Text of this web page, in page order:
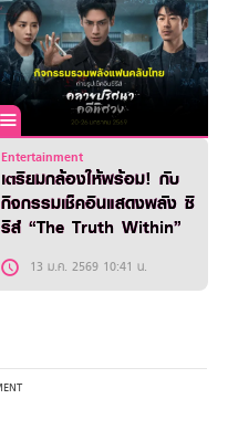
Entertainment
เตรียมกล้องให้พร้อม! กับ
กิจกรรมเช็คอินแสดงพลัง ซี
รีส์ “The Truth Within”
13 ม.ค. 2569 10:41 น.